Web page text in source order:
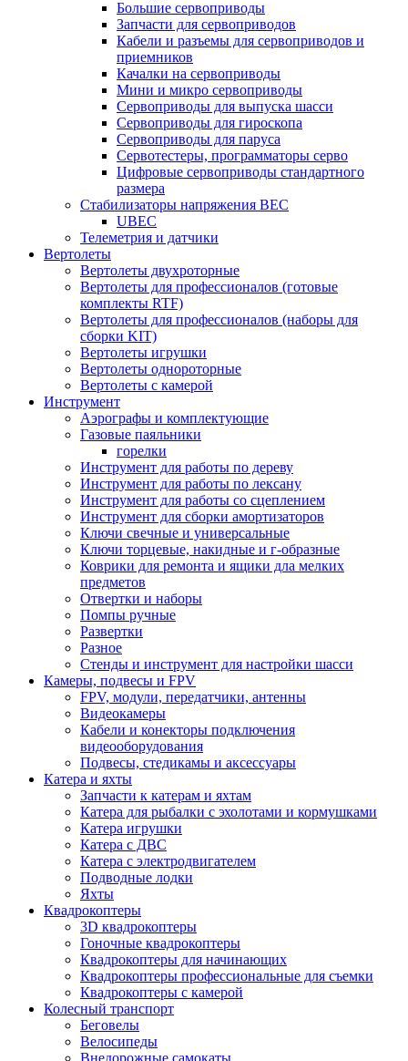
Большие сервоприводы
Запчасти для сервоприводов
Кабели и разъемы для сервоприводов и
приемников
Качалки на сервоприводы
Мини и микро сервоприводы
Сервоприводы для выпуска шасси
Сервоприводы для гироскопа
Сервоприводы для паруса
Сервотестеры, программаторы серво
Цифровые сервоприводы стандартного
размера
Стабилизаторы напряжения BEC
UBEC
Телеметрия и датчики
Вертолеты
Вертолеты двухроторные
Вертолеты для профессионалов (готовые
комплекты RTF)
Вертолеты для профессионалов (наборы для
сборки KIT)
Вертолеты игрушки
Вертолеты однороторные
Вертолеты с камерой
Инструмент
Аэрографы и комплектующие
Газовые паяльники
горелки
Инструмент для работы по дереву
Инструмент для работы по лексану
Инструмент для работы со сцеплением
Инструмент для сборки амортизаторов
Ключи свечные и универсальные
Ключи торцевые, накидные и г-образные
Коврики для ремонта и ящики дла мелких
предметов
Отвертки и наборы
Помпы ручные
Развертки
Разное
Стенды и инструмент для настройки шасси
Камеры, подвесы и FPV
FPV, модули, передатчики, антенны
Видеокамеры
Кабели и конекторы подключения
видеооборудования
Подвесы, стедикамы и аксессуары
Катера и яхты
Запчасти к катерам и яхтам
Катера для рыбалки с эхолотами и кормушками
Катера игрушки
Катера с ДВС
Катера с электродвигателем
Подводные лодки
Яхты
Квадрокоптеры
3D квадрокоптеры
Гоночные квадрокоптеры
Квадрокоптеры для начинающих
Квадрокоптеры профессиональные для съемки
Квадрокоптеры с камерой
Колесный транспорт
Беговелы
Велосипеды
Внедорожные самокаты